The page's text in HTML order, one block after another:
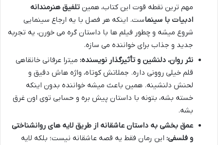
مهم ترین نقطه قوت این کتاب، همین تلفیق هنرمندانه
ادبیات با سینماست. اینکه هر فصل با یه ارجاع سینمایی
شروع میشه و چطور فیلم ها با داستان گره می خورن، یه تجربه
جدید و جذاب برای خواننده می سازه.
نثر روان، دلنشین و تأثیرگذار نویسنده: میترا عرفانی خانقاهی
قلم خیلی روونی داره. جملاتش کوتاه، واژه هاش دقیق و
لحنش دلنشینه. همین باعث میشه خواننده بدون اینکه
خسته بشه، بتونه با داستان پیش بره و حسابی توی اون غرق
بشه.
عمق بخشی به داستان عاشقانه از طریق لایه های روانشناختی
و فلسفی: این رمان فقط یه قصه عاشقانه نیست؛ بلکه لایه